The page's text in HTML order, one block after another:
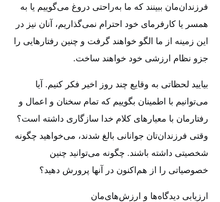
فرزندان‌مان ببینند که ما به‌راحتی دروغ می‌گوییم یا به
همسر یا کارفرمای خود احترام نمی‌گذاریم، آنان نیز در
این زمینه از ما الگو خواهند گرفت و چنین رفتارهایی را
جزو نظام ارزشی خود خواهند ساخت.
بیایید لحظاتی به وقایع چند روز اخیر فکر کنیم. آیا
می‌توانیم با اطمینان بگوییم که تمام سخنان و اعمال و
رفتارمان با معیارهای کلام خدا سازگاری داشته است؟
وقتی فرزندان‌تان جوانانی بالغ شدند، می‌خواهید چگونه
شخصیتی داشته باشند. چگونه می‌توانید چنین
خصوصیاتی را از هم‌اکنون در آنها پرورش دهید؟
ارزیابی دیدگاه‌ها و ارزش‌های‌مان